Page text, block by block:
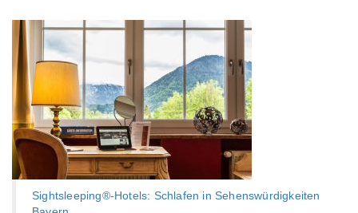
Sightsleeping®-Hotels: Schlafen in Sehenswürdigkeiten